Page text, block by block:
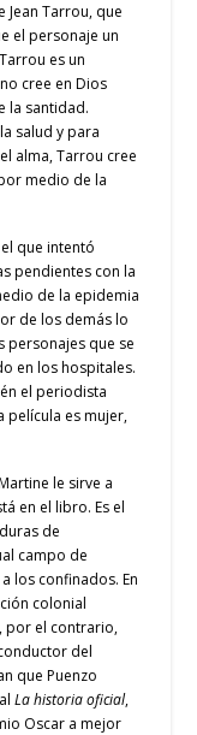
Jean Tarrou, que
el personaje un
es un
cree en Dios
la santidad.
salud y para
alma, Tarrou cree
medio de la
que intentó
pendientes con la
de la epidemia
de los demás lo
personajes que se
en los hospitales.
el periodista
película es mujer,
le sirve a
en el libro. Es el
de
campo de
los confinados. En
colonial
por el contrario,
del
que Puenzo
La historia oficial,
Oscar a mejor